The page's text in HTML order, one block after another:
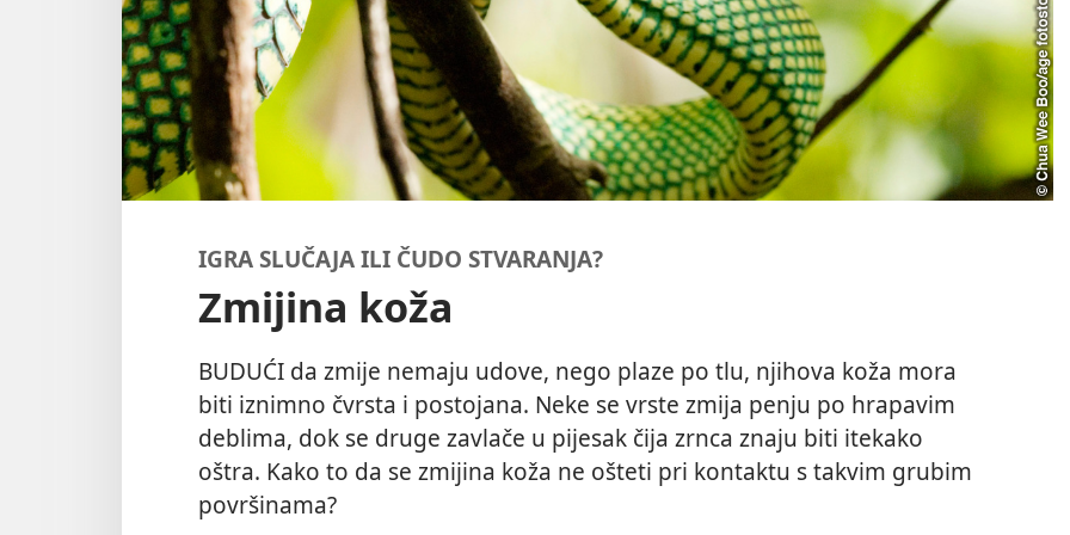
IGRA SLUČAJA ILI ČUDO STVARANJA?
Zmijina koža
BUDUĆI da zmije nemaju udove, nego plaze po tlu, njihova koža mora
biti iznimno čvrsta i postojana. Neke se vrste zmija penju po hrapavim
deblima, dok se druge zavlače u pijesak čija zrnca znaju biti itekako
oštra. Kako to da se zmijina koža ne ošteti pri kontaktu s takvim grubim
površinama?